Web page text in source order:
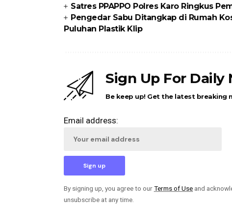
Satres PPAPPO Polres Karo Ringkus
Pengedar Sabu Ditangkap di Rumah
Puluhan Plastik Klip
Sign Up For
Be keep up! Get the latest breaking
Email address:
By signing up, you agree to ourTerms of Use and
unsubscribe at any time.